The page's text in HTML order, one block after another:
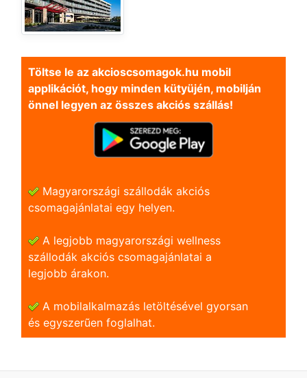
Töltse le az akcioscsomagok.hu mobil
applikációt, hogy minden kütyüjén, mobilján
önnel legyen az összes akciós szállás!
Magyarországi szállodák akciós
csomagajánlatai egy helyen.
A legjobb magyarországi wellness
szállodák akciós csomagajánlatai a
legjobb árakon.
A mobilalkalmazás letöltésével gyorsan
és egyszerũen foglalhat.